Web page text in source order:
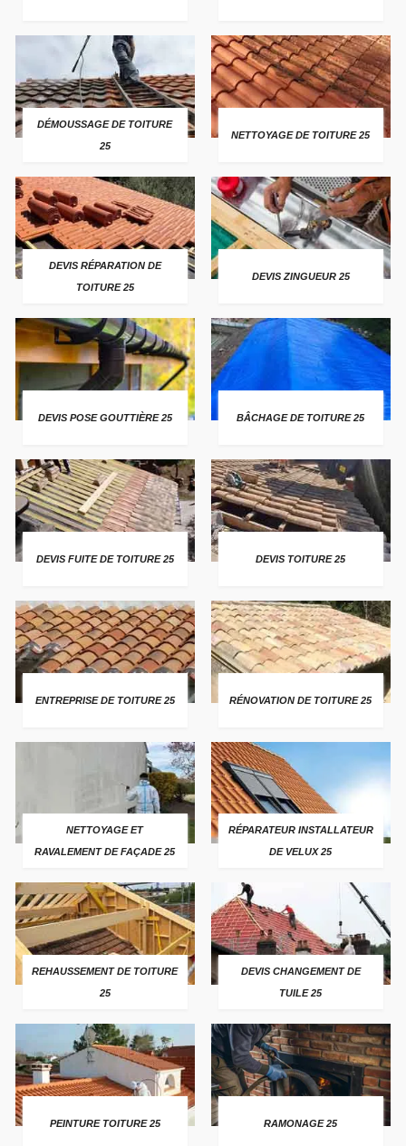
DÉMOUSSAGE DE TOITURE
25
NETTOYAGE DE TOITURE 25
DEVIS RÉPARATION DE
TOITURE 25
DEVIS ZINGUEUR 25
DEVIS POSE GOUTTIÈRE 25 BÂCHAGE DE TOITURE 25
DEVIS FUITE DE TOITURE 25 DEVIS TOITURE 25
ENTREPRISE DE TOITURE 25 RÉNOVATION DE TOITURE 25
NETTOYAGE ET
RAVALEMENT DE FAÇADE 25
RÉPARATEUR INSTALLATEUR
DE VELUX 25
REHAUSSEMENT DE TOITURE
25
DEVIS CHANGEMENT DE
TUILE 25
PEINTURE TOITURE 25 RAMONAGE 25